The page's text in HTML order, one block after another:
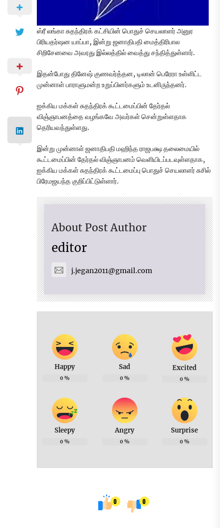
ஸ்ரீ லங்கா சுதந்திரக் கட்சியின் பொதுச் செயலாளர் அனுர
பிரியதர்ஷன யாப்பா, இன்று ஜனாதிபதி மைத்திரிபால
சிறிசேனவை அவரது இல்லத்தில் வைத்து சந்தித்துள்ளார்.
இதன்போது தினேஷ் குணவர்த்தன, டிலான் பெரேரா உள்ளிட்ட
முன்னாள் பாராளுமன்ற உறுப்பினர்களும் உடனிருந்தனர்.
ஐக்கிய மக்கள் சுதந்திரக் கூட்டமைப்பின் தேர்தல்
விஞ்ஞாபனத்தை வழங்கவே அவர்கள் சென்றுள்ளதாக
தெரியவந்துள்ளது.
இன்று முன்னாள் ஜனாதிபதி மஹிந்த ராஜபக்ஷ தலைமையில்
கூட்டமைப்பின் தேர்தல் விஞ்ஞாபனம் வெளியிடப்படவுள்ளதாக,
ஐக்கிய மக்கள் சுதந்திரக் கூட்டமைப்பு பொதுச் செயலாளர் சுசில்
பிரேமஜயந்த குறிப்பிட்டுள்ளார்.
About Post Author
editor
j.jegan2011@gmail.com
Happy
0 %
Sad
0 %
Excited
0 %
Sleepy
0 %
Angry
0 %
Surprise
0 %
0 0